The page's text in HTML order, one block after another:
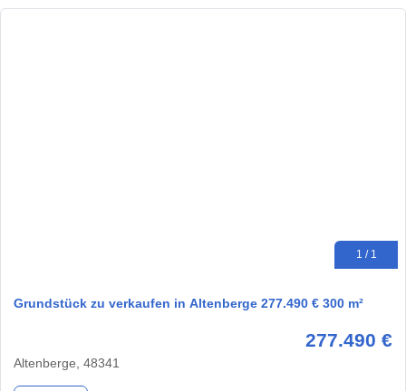
1 / 1
Grundstück zu verkaufen in Altenberge 277.490 € 300 m²
277.490 €
Altenberge, 48341